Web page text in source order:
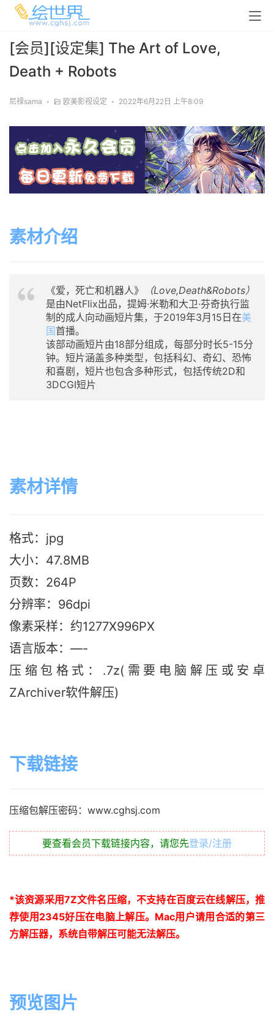
[会员][设定集] The Art of Love,
Death + Robots
尼禄sama • 欧美影视设定 • 2022年6月22日 上午8:09
素材介绍
《爱，死亡和机器人》
（Love,Death&Robots）
是由NetFlix出品，提姆·米勒和大卫·芬奇执行监
制的成人向动画短片集，于2019年3月15日在美
国首播。
该部动画短片由18部分组成，每部分时长5-15分
钟。短片涵盖多种类型，包括科幻、奇幻、恐怖
和喜剧，短片也包含多种形式，包括传统2D和
3DCGI短片
素材详情
格式：jpg
大小：47.8MB
页数：264P
分辨率：96dpi
像素采样：约1277X996PX
语言版本：—-
压缩包格式：.7z(需要电脑解压或安卓
ZArchiver软件解压)
下载链接
压缩包解压密码：www.cghsj.com
要查看会员下载链接内容，请您先登录/注册
*该资源采用7Z文件名压缩，不支持在百度云在线解压，推
荐使用2345好压在电脑上解压。 Mac用户请用合适的第三
方解压器，系统自带解压可能无法解压。
预览图片